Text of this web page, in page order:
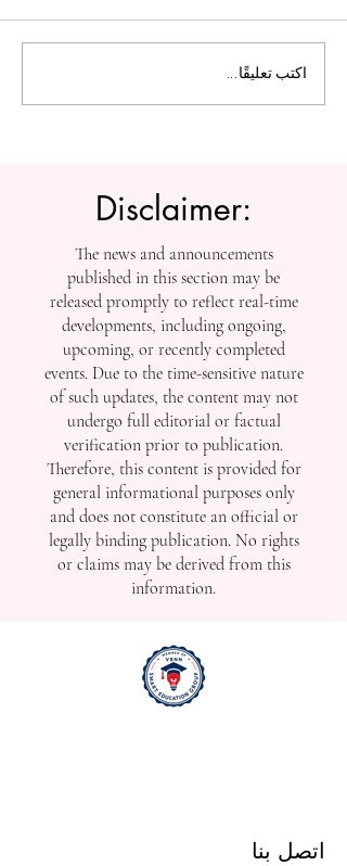
الجامعة السويسرية الدولية
تفتح أبواب التسجيل بعد
اكتب تعليقًا...
Disclaimer:
The news and announcements
published in this section may be
released promptly to reflect real-time
developments, including ongoing,
upcoming, or recently completed
events. Due to the time-sensitive nature
of such updates, the content may not
undergo full editorial or factual
verification prior to publication.
Therefore, this content is provided for
general informational purposes only
and does not constitute an official or
legally binding publication. No rights
or claims may be derived from this
information.
اتصل بنا